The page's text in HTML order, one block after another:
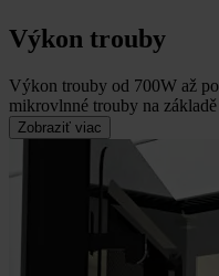
Výkon trouby
Výkon trouby od 700W až
mikrovlnné trouby na
Zobraziť viac